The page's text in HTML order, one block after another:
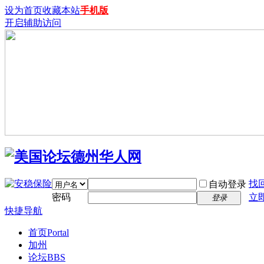
设为首页收藏本站手机版
开启辅助访问
自动登录 找
密码
登录
立
快捷导航
首页Portal
加州
论坛BBS